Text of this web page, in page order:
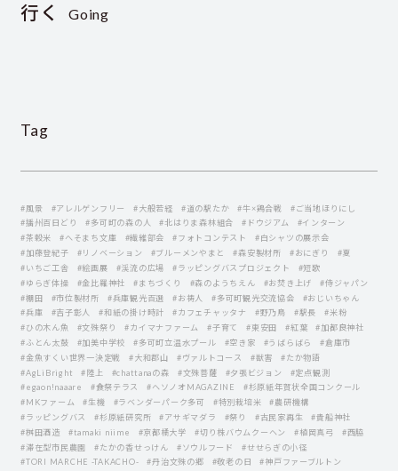
行く Going
Tag
#風景 #アレルゲンフリー #大般若経 #道の駅たか #牛×鶏合戦
#ご当地ほりにし
#播州百日どり
#多可町の森の人 #北はりま森林組合 #ドウジアム
#インターン
#茶穀米
#へそまち文庫 #繊維部会 #フォトコンテスト
#白シャツの展示会
#加藤登紀子
#リノベーション #ブルーメンやまと #森安製材所 #おにぎり
#夏
#いちご工舎
#絵画展 #渓流の広場 #ラッピングバスプロジェクト
#短歌
#ゆらぎ体操
#金比羅神社 #まちづくり #森のようちえん #お焚き上げ
#侍ジャパン
#棚田
#市位製材所 #兵庫観光百選 #お祷人 #多可町観光交流協会
#おじいちゃん
#兵庫
#吉子彰人 #和紙の掛け時計 #カフェチャッタナ #野乃鳥 #駅長
#米粉
#ひの木ん魚
#文殊祭り #カイマナファーム #子育て #東安田 #紅葉
#加都良神社
#ふとん太鼓
#加美中学校 #多可町立温水プール #空き家 #うばらばら
#倉庫市
#金魚すくい世界一決定戦
#大和郡山 #ヴァルトコース #獣害
#たか物語
#AgLiBright
#陸上 #chattanaの森 #文殊菩薩 #夕張ビジョン
#定点観測
#egaon!naaare
#食祭テラス #ヘソノオMAGAZINE
#杉原紙年賀状全国コンクール
#MKファーム
#生機 #ラベンダーパーク多可 #特別栽培米
#農研機構
#ラッピングバス
#杉原紙研究所 #アサギマダラ #祭り #古民家再生
#貴船神社
#桝田酒造
#tamaki niime #京都橘大学 #切り株バウムクーヘン #植岡真弓
#西脇
#滞在型市民農園
#たかの香せっけん #ソウルフード
#せせらぎの小径
#TORI MARCHE -TAKACHO-
#丹治文殊の郷 #敬老の日
#神戸ファーブルトン